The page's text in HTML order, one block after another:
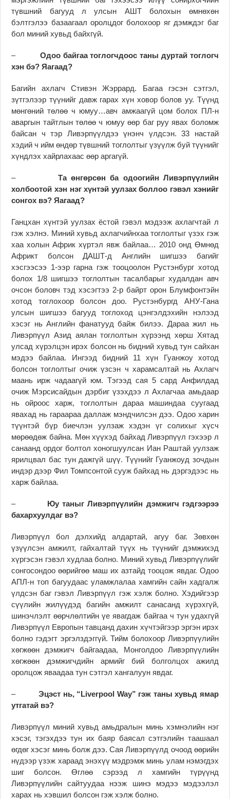
түвшний багууд л улсын АШТ болохын өмнөхөн
бэлтгэлээ базаагаал оролцдог болохоор яг дэмждэг баг
бол миний хувьд байхгүй.
– Одоо байгаа тоглогчдоос таны дуртай тоглогч
хэн бэ? Яагаад?
Багийн ахлагч Стивэн Жэррард. Багаа гэсэн сэтгэл,
зүтгэлээр түүнийг давж гарах хүн ховор болов уу. Түүнд
мөнгөний төлөө ч юмуу…авч амжаагүй цом болох ПЛ-н
аваргын тайтлын төлөө ч юмуу өөр баг руу явах боломж
байсан ч тэр Ливэрпүүлдээ үнэнч үлдсэн. 33 настай
хэдий ч ийм өндөр түвшний тоглолтыг үзүүлж буй түүнийг
хүндлэх хайрлахаас өөр аргагүй.
– Та өнгөрсөн ба одоогийн Ливэрпүүлийн
холбоотой хэн нэг хүнтэй уулзах боллоо гэвэл хэнийг
сонгох вэ? Яагаад?
Ганцхан хүнтэй уулзах ёстой гэвэл мэдээж ахлагчтай л
гэж хэлнэ. Миний хувьд ахлагчийнхаа тоглолтыг үзэх гэж
хаа холын Африк хүртэл явж байлаа… 2010 онд Өмнөд
Африкт болсон ДАШТ-д Английн шигшээ багийг
хэсгээсээ 1-ээр гарна гэж тооцоолон Рустэнбург хотод
болох 1/8 шигшээ тоглолтын тасалбарыг худалдан авч
очсон боловч тэд хэсэгтээ 2-р байрт орон Блумфонтэйн
хотод тоглохоор болсон доо. Рустэнбургд АНУ-Гана
улсын шигшээ багууд тоглоход цэнгэлдэхийн нэлээд
хэсэг нь Английн фанатууд байж билээ. Дараа жил нь
Ливэрпүүл Азид аялан тоглолтын хүрээнд хөрш Хятад
улсад хүрэлцэн ирэх болсон нь бидний хувьд тун сайхан
мэдээ байлаа. Ингээд бидний 11 хүн Гуанжоу хотод
болсон тоглолтыг очиж үзсэн ч харамсалтай нь Ахлагч
маань ирж чадаагүй юм. Тэгээд сая 5 сард Анфилдад
очиж Мэрсисайдын дэрбиг үзэхдээ л Ахлагчаа амьдаар
нь ойроос харж, тоглолтын дараа машиндаа суугаад
явахад нь гараараа даллаж мэндчилсэн дээ. Одоо харин
түүнтэй бүр биечлэн уулзаж хэдэн үг солихыг хүсч
мөрөөдөж байна. Мөн хүүхэд байхад Ливэрпүүл гэхээр л
санаанд ордог болтол хоногшуулсан Иан Раштай уулзаж
ярилцвал бас тун дажгүй шүү. Түүнийг Гуанжоуд зочдын
индэр дээр Фил Томпсонтой сууж байхад нь дэргэдээс нь
харж байлаа.
– Юу таныг Ливэрпүүлийн дэмжигч гэдгээрээ
бахархуулдаг вэ?
Ливэрпүүл бол дэлхийд алдартай, агуу баг. Зөвхөн
үзүүлсэн амжилт, гайхалтай түүх нь түүнийг дэмжихэд
хүргэсэн гэвэл худлаа болно. Миний хувьд Ливэрпүүлийг
сонгосондоо өөрийгөө маш их азтайд тооцож явдаг. Одоо
АПЛ-н топ багуудаас уламжлалаа хамгийн сайн хадгалж
үлдсэн баг гэвэл Ливэрпүүл гэж хэлж болно. Хэдийгээр
сүүлийн жилүүдэд багийн амжилт санасанд хүрэхгүй,
шинэчлэлт өөрчлөлтийн үе явагдаж байгаа ч тун удахгүй
Ливэрпүүл Европын тавцанд дахин хүчтэйгээр эргэн ирэх
болно гэдэгт эргэлздэггүй. Тийм болохоор Ливэрпүүлийн
хөгжөөн дэмжигч байгаадаа, Монголдоо Ливэрпүүлийн
хөгжөөн дэмжигчдийн армийг бий болголцох ажилд
оролцож яваадаа тун сэтгэл хангалуун явдаг.
–Эцэст нь, “Liverpool Way” гэж таны хувьд ямар
утгатай вэ?
Ливэрпүүл миний хувьд амьдралын минь хэмнэлийн нэг
хэсэг, тэгэхдээ тун их баяр баясал сэтгэлийн таашаал
өгдөг хэсэг минь болж дээ. Сая Ливэрпүүлд очоод өөрийн
нүдээр үзэж хараад энэхүү мэдрэмж минь улам нэмэгдэх
шиг болсон. Өглөө сэрээд л хамгийн түрүүнд
Ливэрпүүлийн сайтуудаа нээж шинэ мэдээ мэдээлэл
харах нь хэвшил болсон гэж хэлж болно.